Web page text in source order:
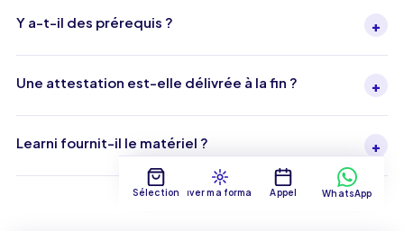
Y a-t-il des prérequis ? +
Une attestation est-elle délivrée à la fin ? +
Learni fournit-il le matériel ? +
SélectionTrouver ma formationAppel WhatsApp